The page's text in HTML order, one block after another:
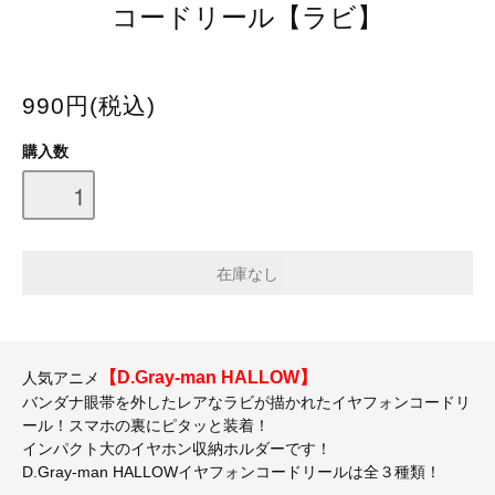
コードリール【ラビ】
990円(税込)
購入数
人気アニメ 【D.Gray-man HALLOW】
バンダナ眼帯を外したレアなラビが描かれたイヤフォンコードリ
ール！スマホの裏にピタッと装着！
インパクト大のイヤホン収納ホルダーです！
D.Gray-man HALLOWイヤフォンコードリールは全３種類！